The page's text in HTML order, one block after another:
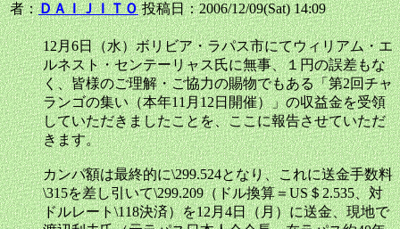
者：ＤＡＩＪＩＴＯ 投稿日：2006/12/09(Sat) 14:09
12月6日（水）ボリビア・ラパス市にてウィリアム・エ
ルネスト・センテーリャス氏に無事、１円の誤差もな
く、皆様のご理解・ご協力の賜物でもある「第2回チャ
ランゴの集い（本年11月12日開催）」の収益金を受領
していただきましたことを、ここに報告させていただ
きます。
カンパ額は最終的に\299.524となり、これに送金手数料
\315を差し引いて\299.209（ドル換算＝US＄2.535、対
ドルレート\118決済）を12月4日（月）に送金、現地で